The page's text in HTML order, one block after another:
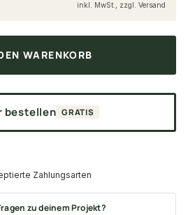
inkl. MwSt., zzgl. Versand
WARENKORB
bestellen GRATIS
zu deinem Projekt?